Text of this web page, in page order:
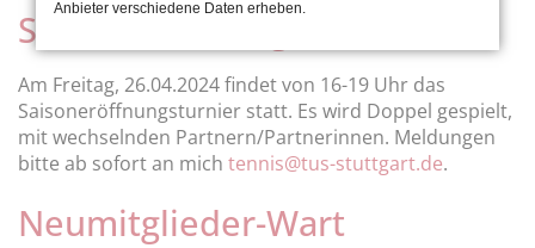
Saisoneröffnungsturnier
Am Freitag, 26.04.2024 findet von 16-19 Uhr das
Saisoneröffnungsturnier statt. Es wird Doppel gespielt,
mit wechselnden Partnern/Partnerinnen. Meldungen
bitte ab sofort an mich tennis@tus-stuttgart.de.
Neumitglieder-Wart
Anbieter verschiedene Daten erheben.